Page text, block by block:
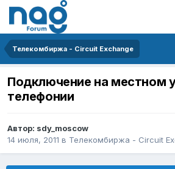
Телекомбиржа - Circuit Exchange
Подключение на местном
телефонии
Автор: sdy_moscow
14 июля, 2011 в Телекомбиржа - Circuit